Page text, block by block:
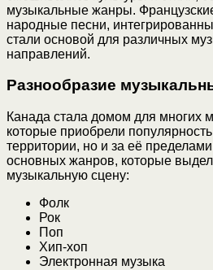
музыкальные жанры.
народные песни,
стали основой для различных
направлений.
Разнообразие
Канада стала домом для многих
которые приобрели
территории, но и за её
основных жанров, которые
музыкальную сцену:
Фолк
Рок
Поп
Хип-хоп
Электронная музыка